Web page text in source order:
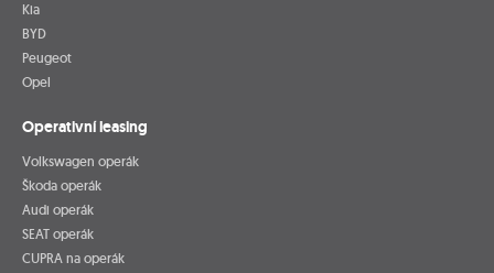
Kia
BYD
Peugeot
Opel
Operativní leasing
Volkswagen operák
Škoda operák
Audi operák
SEAT operák
CUPRA na operák